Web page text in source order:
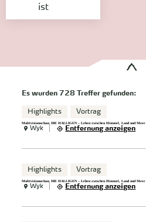
ist
Es wurden 728 Treffer gefunden:
Highlights Vortrag
Multivisionsschau: DIE HALLIGEN – Leben zwischen Himmel, Land und Meer
Wyk Entfernung anzeigen
Highlights Vortrag
Multivisionsschau: DIE HALLIGEN – Leben zwischen Himmel, Land und Meer
Wyk Entfernung anzeigen